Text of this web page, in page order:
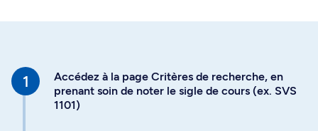
Accédez à la page Critères de recherche, en
prenant soin de noter le sigle de cours (ex. SVS
1101)